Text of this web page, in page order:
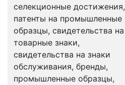
селекционные достижения,
патенты на промышленные
образцы, свидетельства на
товарные знаки,
свидетельства на знаки
обслуживания, бренды,
промышленные образцы,